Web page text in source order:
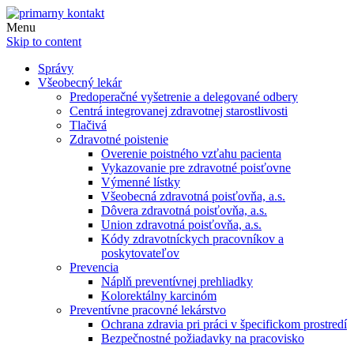
Menu
Skip to content
Správy
Všeobecný lekár
Predoperačné vyšetrenie a delegované odbery
Centrá integrovanej zdravotnej starostlivosti
Tlačivá
Zdravotné poistenie
Overenie poistného vzťahu pacienta
Vykazovanie pre zdravotné poisťovne
Výmenné lístky
Všeobecná zdravotná poisťovňa, a.s.
Dôvera zdravotná poisťovňa, a.s.
Union zdravotná poisťovňa, a.s.
Kódy zdravotníckych pracovníkov a
poskytovateľov
Prevencia
Náplň preventívnej prehliadky
Kolorektálny karcinóm
Preventívne pracovné lekárstvo
Ochrana zdravia pri práci v špecifickom prostredí
Bezpečnostné požiadavky na pracovisko